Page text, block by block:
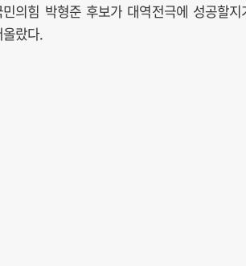
민의힘 박형준 후보가 대역전극에 성공할
랐다.